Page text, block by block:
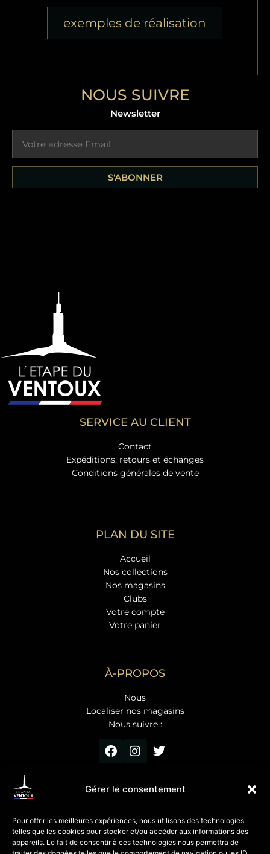
Gérer le consentement
Pour offrir les meilleures expériences, nous utilisons des technologies
telles que les cookies pour stocker et/ou accéder aux informations des
appareils. Le fait de consentir à ces technologies nous permettra de
exemples de réalisation
NOUS SUIVRE
Newsletter
S'ABONNER
SERVICE AU CLIENT
Contact
Expéditions, retours et échanges
Conditions générales de vente
PLAN DU SITE
Accueil
Nos collections
Nos magasins
Clubs
Votre compte
Votre panier
À-PROPOS
Nous
Localiser nos magasins
Nous suivre :
Vos suggestions, vos avis
Partagez vos photos